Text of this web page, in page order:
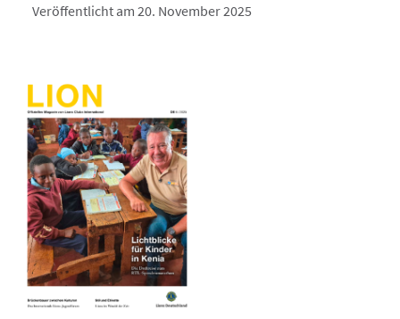
Veröffentlicht am 20. November 2025